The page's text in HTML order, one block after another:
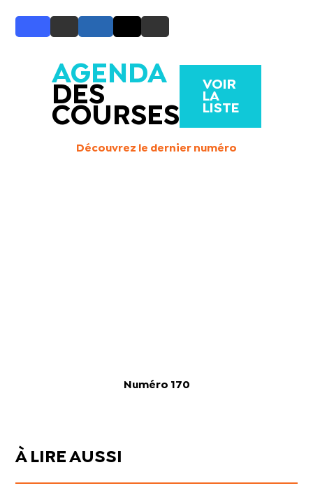
AGENDA
DES
COURSES
VOIR
LA
LISTE
Découvrez le dernier numéro
Numéro 170
À LIRE AUSSI